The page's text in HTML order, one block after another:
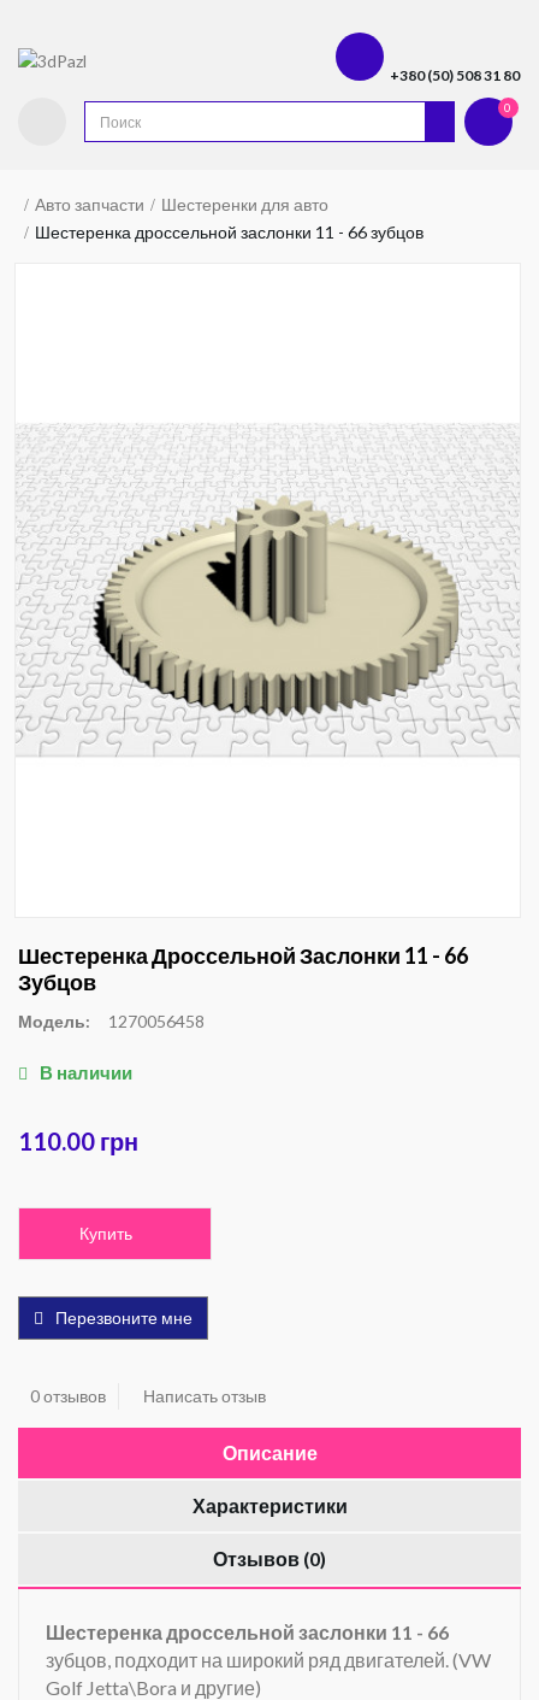
+380 (50) 508 31 80
0
Авто запчасти
Шестеренки для авто
Шестеренка дроссельной заслонки 11 - 66 зубцов
Шестеренка Дроссельной Заслонки 11 - 66
Зубцов
Модель: 1270056458
В наличии
110.00 грн
Купить
Перезвоните мне
0 отзывов Написать отзыв
Описание
Характеристики
Отзывов (0)
Шестеренка дроссельной заслонки 11 - 66
зубцов, подходит на широкий ряд двигателей. (VW
Golf Jetta\Bora и другие)